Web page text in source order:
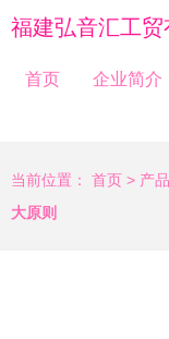
福建弘音汇工贸
首页 企业简介
当前位置： 首页 > 产
大原则